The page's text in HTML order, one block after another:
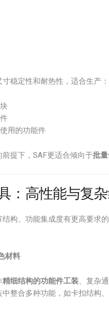
稳定性和耐热性，适合生产：
用的功能件
提下，SAF更适合倾向于批
：高性能与复
构、功能集成度有更高要求
材料
精细结构的功能件工装、复杂
整合多种功能，如卡扣结构